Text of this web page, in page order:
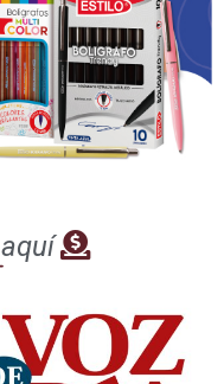
para que
llamado a los
realizar una
en oración
aquí